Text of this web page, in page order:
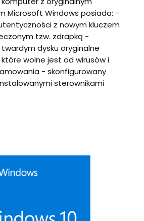
Microsoft Windows posiada: -
z nowym kluczem
tzw. zdrapką -
dysku oryginalne
wolne jest od wirusów i
- skonfigurowany
sterownikami